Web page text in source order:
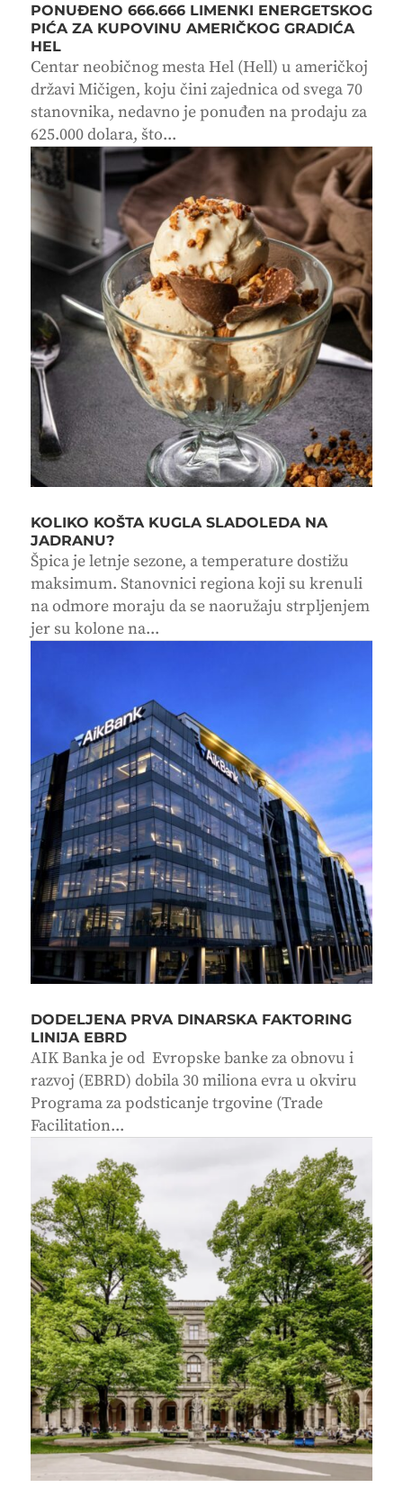
PONUĐENO 666.666 LIMENKI ENERGETSKOG
PIĆA ZA KUPOVINU AMERIČKOG GRADIĆA
HEL
Centar neobičnog mesta Hel (Hell) u američkoj
državi Mičigen, koju čini zajednica od svega 70
stanovnika, nedavno je ponuđen na prodaju za
625.000 dolara, što...
KOLIKO KOŠTA KUGLA SLADOLEDA NA
JADRANU?
Špica je letnje sezone, a temperature dostižu
maksimum. Stanovnici regiona koji su krenuli
na odmore moraju da se naoružaju strpljenjem
jer su kolone na...
DODELJENA PRVA DINARSKA FAKTORING
LINIJA EBRD
AIK Banka je od Evropske banke za obnovu i
razvoj (EBRD) dobila 30 miliona evra u okviru
Programa za podsticanje trgovine (Trade
Facilitation...